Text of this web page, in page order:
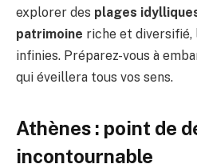
explorer des plages
patrimoine riche et
infinies. Préparez-vous à
qui éveillera tous vos sens.
Athènes : point de
incontournable